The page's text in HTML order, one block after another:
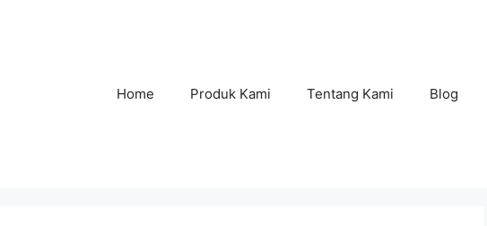
Home Produk Kami Tentang Kami Blog